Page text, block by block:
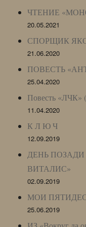
ЧТЕНИЕ
20.05.2021
СПОРЩИК
21.06.2020
ПОВЕСТЬ
25.04.2020
Повесть «ЛЧК»
11.04.2020
К Л Ю Ч
12.09.2019
ДЕНЬ ПОЗАДИ
ВИТАЛИС»
02.09.2019
МОИ
25.06.2019